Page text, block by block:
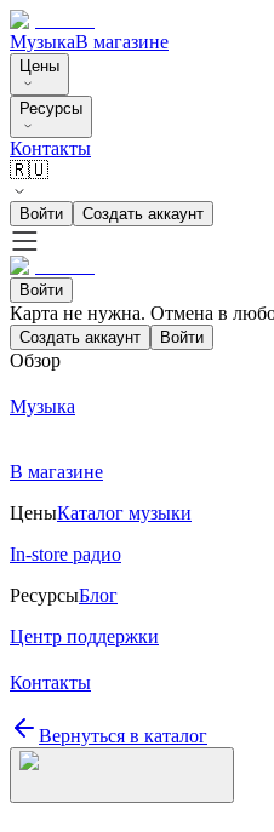
МузыкаВ магазине
Цены
Ресурсы
Контакты
🇷🇺
Войти Создать аккаунт
Войти
Карта не нужна. Отмена в
Создать аккаунт Войти
Обзор
Музыка
В магазине
ЦеныКаталог музыки
In-store радио
РесурсыБлог
Центр поддержки
Контакты
Вернуться в каталог